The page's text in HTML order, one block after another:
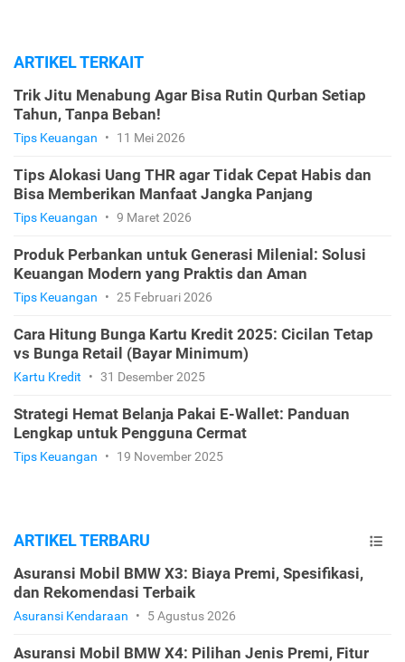
ARTIKEL TERKAIT
Trik Jitu Menabung Agar Bisa Rutin Qurban Setiap
Tahun, Tanpa Beban!
Tips Keuangan • 11 Mei 2026
Tips Alokasi Uang THR agar Tidak Cepat Habis dan
Bisa Memberikan Manfaat Jangka Panjang
Tips Keuangan • 9 Maret 2026
Produk Perbankan untuk Generasi Milenial: Solusi
Keuangan Modern yang Praktis dan Aman
Tips Keuangan • 25 Februari 2026
Cara Hitung Bunga Kartu Kredit 2025: Cicilan Tetap
vs Bunga Retail (Bayar Minimum)
Kartu Kredit • 31 Desember 2025
Strategi Hemat Belanja Pakai E-Wallet: Panduan
Lengkap untuk Pengguna Cermat
Tips Keuangan • 19 November 2025
ARTIKEL TERBARU
Asuransi Mobil BMW X3: Biaya Premi, Spesifikasi,
dan Rekomendasi Terbaik
Asuransi Kendaraan • 5 Agustus 2026
Asuransi Mobil BMW X4: Pilihan Jenis Premi, Fitur